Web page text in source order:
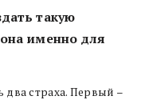
такую
именно для
два страха. Первый –